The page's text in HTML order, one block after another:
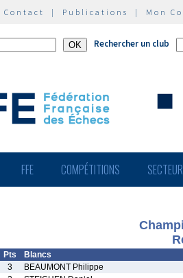
Contact | Publications | Mon
Rechercher un club
FFE COMPÉTITIONS
Pts
Blancs
3
BEAUMONT Philippe